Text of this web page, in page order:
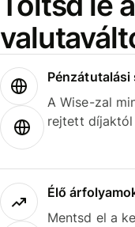
A Wise-zal
rejtett díjaktól
Élő
Mentsd el a